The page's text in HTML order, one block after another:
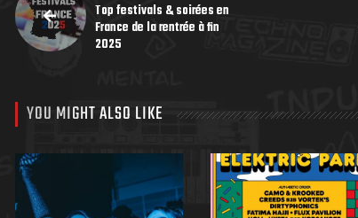
Top festivals & soirées en
France de la rentrée à fin
2025
YOU MIGHT ALSO LIKE